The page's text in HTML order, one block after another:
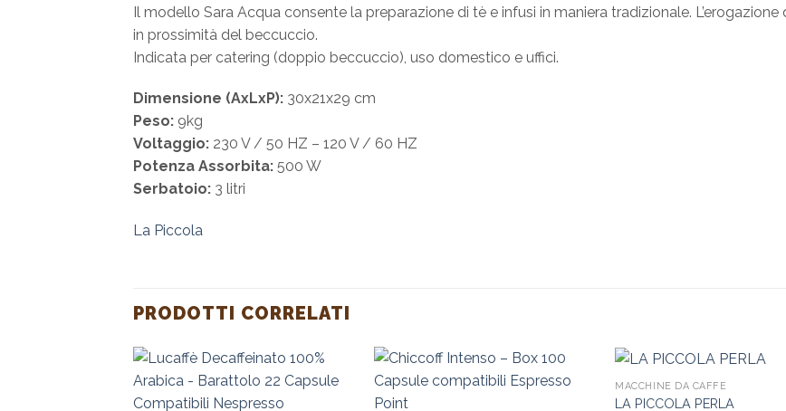
Il modello Sara Acqua consente la preparazione di tè e infusi in maniera tradizionale.
in prossimità del beccuccio.
Indicata per catering (doppio beccuccio), uso domestico e uffici.
Dimensione (AxLxP): 30x21x29 cm
Peso: 9kg
Voltaggio: 230 V / 50 HZ – 120 V / 60 HZ
Potenza Assorbita: 500 W
Serbatoio: 3 litri
La Piccola
PRODOTTI CORRELATI
MACCHINE DA CAFFÈ
LA PICCOLA PERLA